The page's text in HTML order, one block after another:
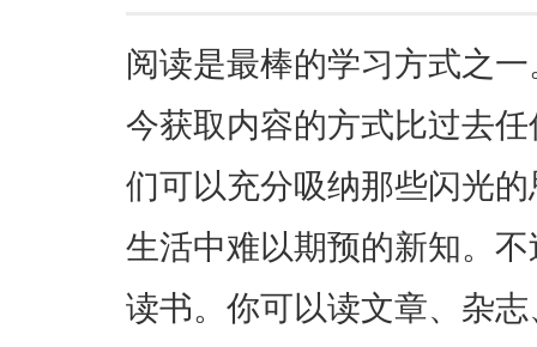
阅读是最棒的学习方式之
今获取内容的方式比过去
们可以充分吸纳那些闪光
生活中难以期预的新知。
读书。你可以读文章、杂